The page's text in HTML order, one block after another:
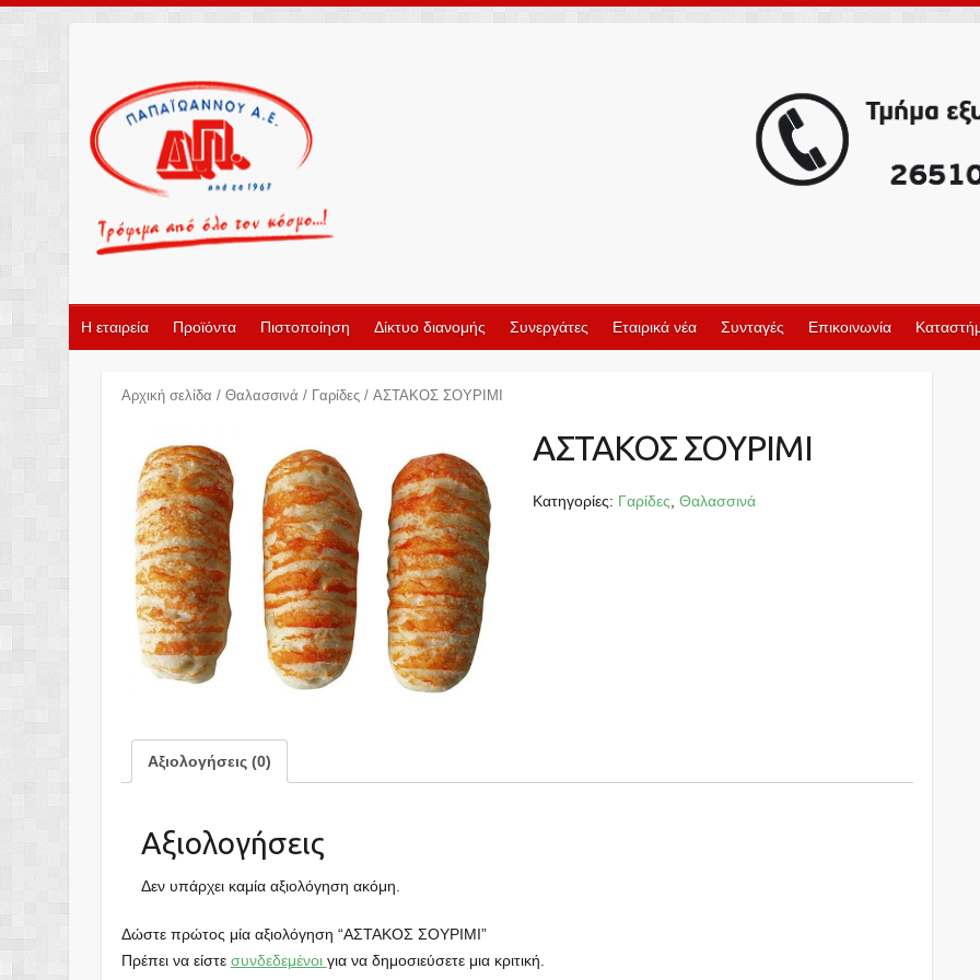
Η εταιρεία Προϊόντα Πιστοποίηση Δίκτυο διανομής Συνεργάτες Εταιρικά νέα Συνταγές Επικοινωνία
Αρχική σελίδα / Θαλασσινά / Γαρίδες/ ΑΣΤΑΚΟΣ ΣΟΥΡΙΜΙ
ΑΣΤΑΚΟΣ ΣΟΥΡΙΜΙ
Κατηγορίες: Γαρίδες ,Θαλασσινά
Αξιολογήσεις (0)
Αξιολογήσεις
Δεν υπάρχει καμία αξιολόγηση ακόμη.
Δώστε πρώτος μία αξιολόγηση “ΑΣΤΑΚΟΣ ΣΟΥΡΙΜΙ”
Πρέπει να είστε συνδεδεμένοι για να δημοσιεύσετε μια κριτική.